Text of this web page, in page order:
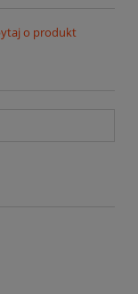
o produkt